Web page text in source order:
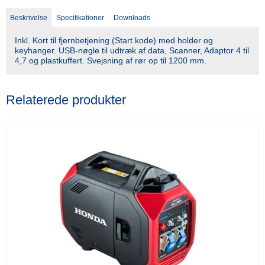
Beskrivelse Specifikationer Downloads
Inkl. Kort til fjernbetjening (Start kode) med holder og
keyhanger. USB-nøgle til udtræk af data, Scanner, Adaptor 4 til
4,7 og plastkuffert. Svejsning af rør op til 1200 mm.
Relaterede produkter